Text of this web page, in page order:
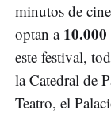
minutos de
optan a
este festival,
la Catedral de
Teatro, el